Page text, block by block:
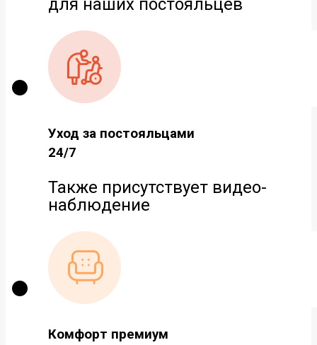
для наших постояльцев
Уход за постояльцами
24/7
Также присутствует видео-
наблюдение
Комфорт премиум